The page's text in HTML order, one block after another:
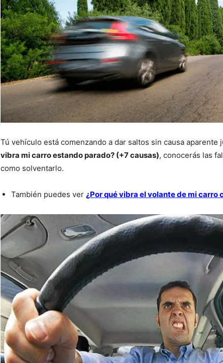
Tú vehículo está comenzando a dar saltos sin causa aparente
vibra mi carro estando parado? (+7 causas), conocerás las
como solventarlo.
También puedes ver ¿Por qué vibra el volante de mi carro